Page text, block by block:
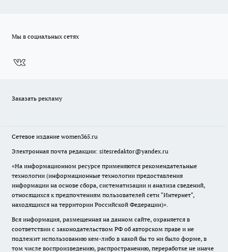
Мы в социальных сетях
Заказать рекламу
Сетевое издание women365.ru
Электронная почта редакции: sitesredaktor@yandex.ru
«На информационном ресурсе применяются рекомендательные
технологии (информационные технологии предоставления
информации на основе сбора, систематизации и анализа сведений,
относящихся к предпочтениям пользователей сети "Интернет",
находящихся на территории Российской Федерации)».
Вся информация, размещенная на данном сайте, охраняется в
соответствии с законодательством РФ об авторском праве и не
подлежит использованию кем-либо в какой бы то ни было форме, в
том числе воспроизведению, распространению, переработке не иначе